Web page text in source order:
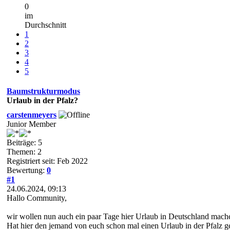
0
im
Durchschnitt
1
2
3
4
5
Baumstrukturmodus
Urlaub in der Pfalz?
carstenmeyers
Junior Member
Beiträge: 5
Themen: 2
Registriert seit: Feb 2022
Bewertung: 0
#1
24.06.2024, 09:13
Hallo Community,
wir wollen nun auch ein paar Tage hier Urlaub in Deutschland
Hat hier den jemand von euch schon mal einen Urlaub in der Pfalz